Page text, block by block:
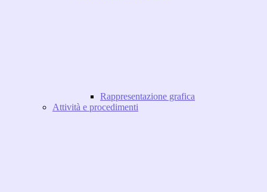
Rappresentazione grafica
Attività e procedimenti